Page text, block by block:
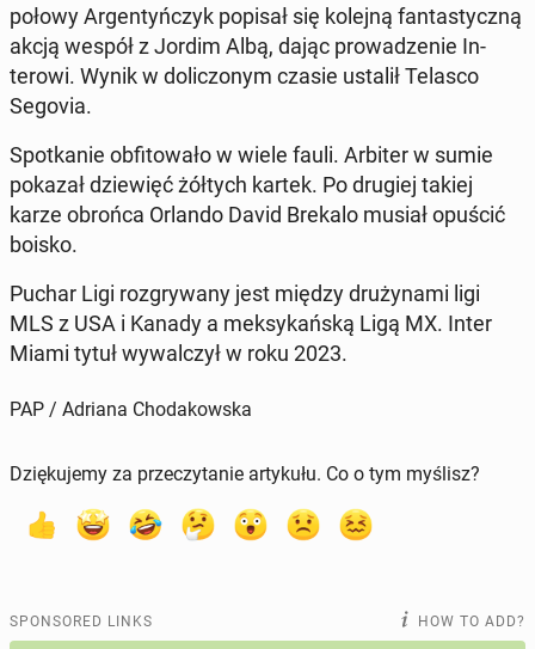
połowy Ar­gen­tyńczyk popisał się kolejną fan­tasty­czną
akcją wespół z Jordim Albą, dając prowadze­nie In­
terowi. Wynik w dolic­zonym czasie ustalił Telasco
Segovia.
Spotkanie ob­fi­towało w wiele fauli. Arbiter w sumie
pokazał dziewięć żółtych kartek. Po drugiej takiej
karze obrońca Orlando David Brekalo musiał opuścić
boisko.
Puchar Ligi roz­gry­wany jest między druży­na­mi ligi
MLS z USA i Kanady a meksykańską Ligą MX. Inter
Miami tytuł wywal­czył w roku 2023.
PAP / Adriana Chodakowska
Dziękujemy za przeczytanie artykułu. Co o tym myślisz?
SPONSORED LINKS HOW TO ADD?